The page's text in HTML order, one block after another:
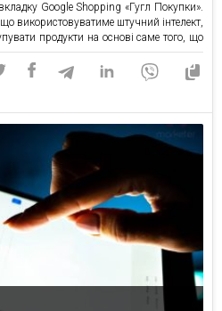
Google Shopping «Гугл Покупки».
використовуватиме штучний інтелект,
продукти на основі саме того, що
нову прокручувану стрічку
можна купувати. Тепер, коли ви шукаєте